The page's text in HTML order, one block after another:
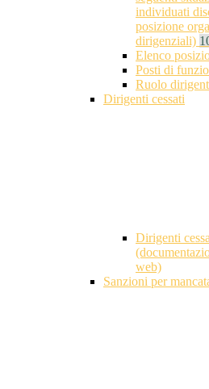
individuati
posizione
dirigenziali)
Elenco
Posti di
Ruolo
Dirigenti cessati
Dirigenti
web)
Sanzioni per